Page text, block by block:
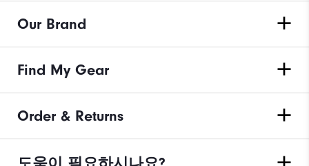
Our Brand
Find My Gear
Order & Returns